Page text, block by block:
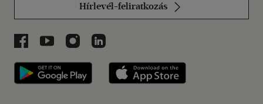
Hírlevél-feliratkozás
Libri a Facebookon
Libri a Youtube-on
Libri az Instagramon
Libri a LinkedInen
Libri applikáció Szerezd meg: Google